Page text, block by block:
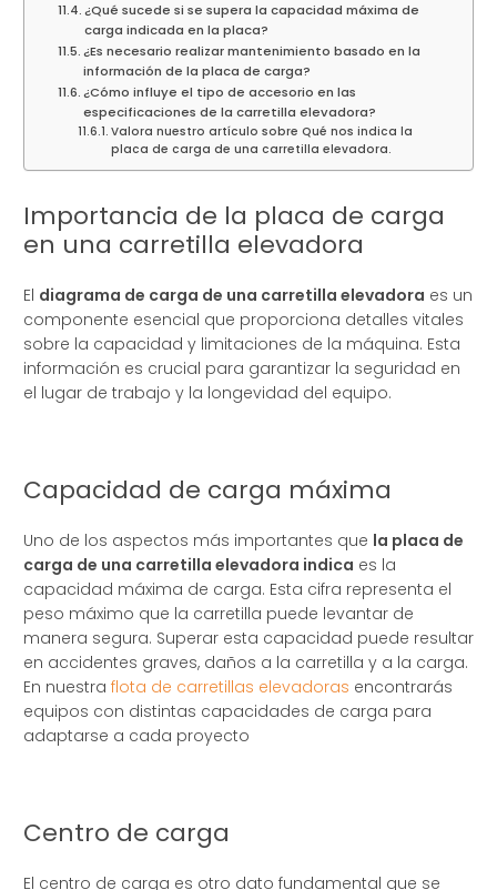
¿Qué sucede si se supera la capacidad máxima de
carga indicada en la placa?
¿Es necesario realizar mantenimiento basado en la
información de la placa de carga?
¿Cómo influye el tipo de accesorio en las
especificaciones de la carretilla elevadora?
Valora nuestro artículo sobre Qué nos indica la
placa de carga de una carretilla elevadora.
Importancia de la placa de carga
en una carretilla elevadora
El diagrama de carga de una carretilla elevadora es un
componente esencial que proporciona detalles vitales
sobre la capacidad y limitaciones de la máquina. Esta
información es crucial para garantizar la seguridad en
el lugar de trabajo y la longevidad del equipo.
Capacidad de carga máxima
Uno de los aspectos más importantes que la placa de
carga de una carretilla elevadora indica es la
capacidad máxima de carga. Esta cifra representa el
peso máximo que la carretilla puede levantar de
manera segura. Superar esta capacidad puede resultar
en accidentes graves, daños a la carretilla y a la carga.
En nuestra flota de carretillas elevadoras encontrarás
equipos con distintas capacidades de carga para
adaptarse a cada proyecto
Centro de carga
El centro de carga es otro dato fundamental que se